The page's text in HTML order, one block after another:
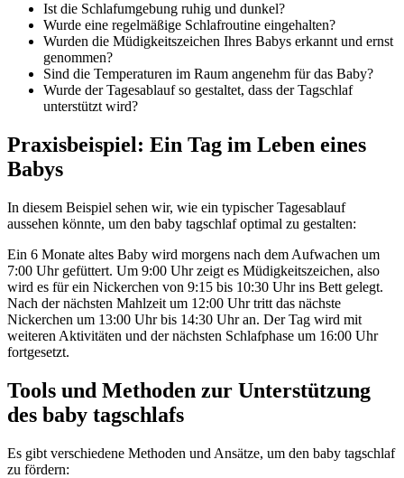
Ist die Schlafumgebung ruhig und dunkel?
Wurde eine regelmäßige Schlafroutine eingehalten?
Wurden die Müdigkeitszeichen Ihres Babys erkannt und ernst
genommen?
Sind die Temperaturen im Raum angenehm für das Baby?
Wurde der Tagesablauf so gestaltet, dass der Tagschlaf
unterstützt wird?
Praxisbeispiel: Ein Tag im Leben eines
Babys
In diesem Beispiel sehen wir, wie ein typischer Tagesablauf
aussehen könnte, um den baby tagschlaf optimal zu gestalten:
Ein 6 Monate altes Baby wird morgens nach dem Aufwachen um
7:00 Uhr gefüttert. Um 9:00 Uhr zeigt es Müdigkeitszeichen, also
wird es für ein Nickerchen von 9:15 bis 10:30 Uhr ins Bett gelegt.
Nach der nächsten Mahlzeit um 12:00 Uhr tritt das nächste
Nickerchen um 13:00 Uhr bis 14:30 Uhr an. Der Tag wird mit
weiteren Aktivitäten und der nächsten Schlafphase um 16:00 Uhr
fortgesetzt.
Tools und Methoden zur Unterstützung
des baby tagschlafs
Es gibt verschiedene Methoden und Ansätze, um den baby tagschlaf
zu fördern: